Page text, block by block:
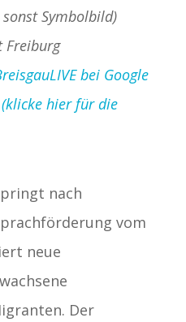
Symbolbild)
Freiburg
bei Google
hier für die
nach
vom
neue
Der